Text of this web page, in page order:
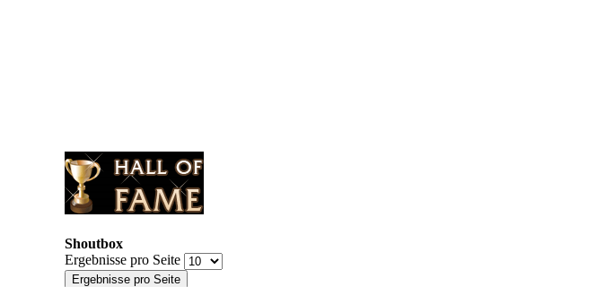
Shoutbox
Ergebnisse pro Seite